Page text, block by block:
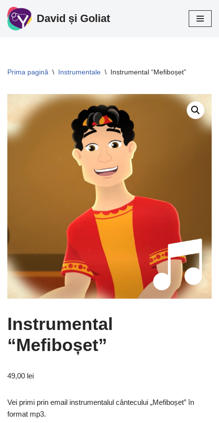
Sari
David și Goliat
Prima pagină \ Instrumentale \ Instrumental “Mefiboșet”
Instrumental
“Mefiboșet”
49,00 lei
Vei primi prin email instrumentalul cântecului „Mefiboșet” în
format mp3.